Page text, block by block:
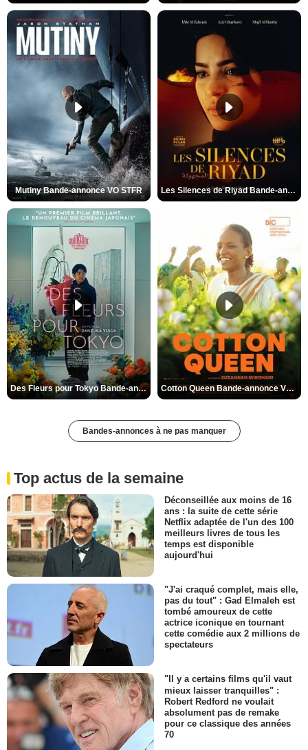
Mutiny Bande-annonce VO STFR Les Silences de Riyad Bande-annonce VO STFR
Des Fleurs pour Tokyo Bande-annonce VO STFR Cotton Queen Bande-annonce VO STFR
Bandes-annonces à ne pas manquer
Top actus de la semaine
Déconseillée aux moins de 16
ans : la suite de cette série
Netflix adaptée de l'un des 100
meilleurs livres de tous les
temps est disponible
aujourd'hui
"J'ai craqué complet, mais elle,
pas du tout" : Gad Elmaleh est
tombé amoureux de cette
actrice iconique en tournant
cette comédie aux 2 millions de
spectateurs
"Il y a certains films qu'il vaut
mieux laisser tranquilles" :
Robert Redford ne voulait
absolument pas de remake
pour ce classique des années
70